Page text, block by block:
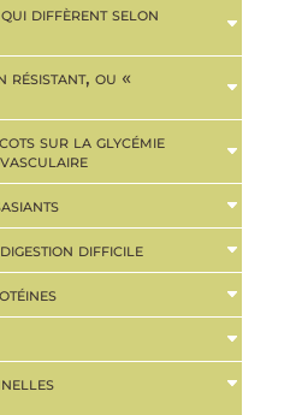
diffèrent selon
résistant, ou «
sur la glycémie
difficile